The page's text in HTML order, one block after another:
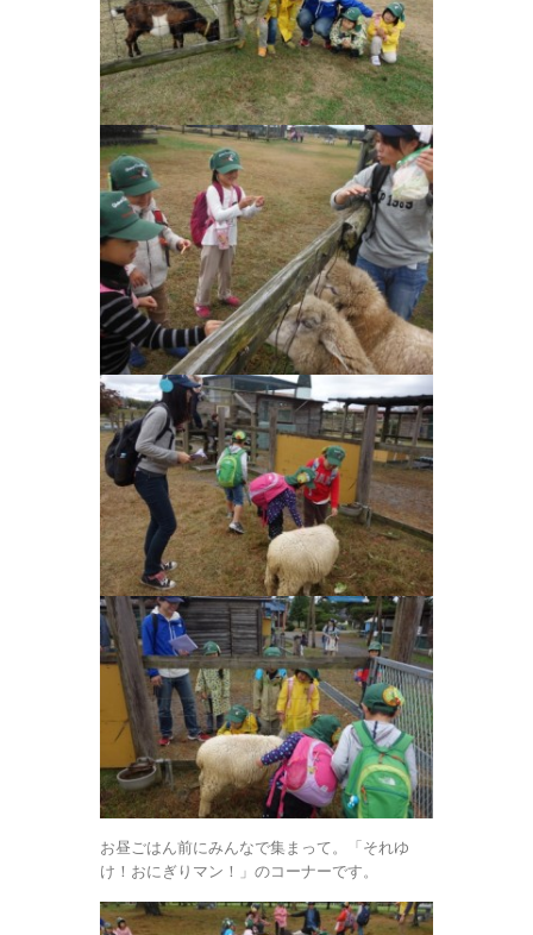
お昼ごはん前にみんなで集まって。「それゆ
け！おにぎりマン！」のコーナーです。